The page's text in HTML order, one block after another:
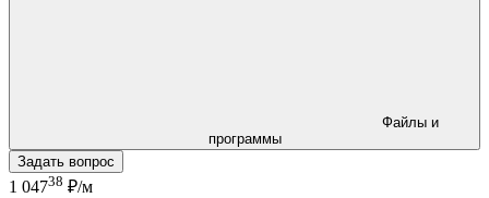
программы
Задать вопрос
1 04738 ₽/м